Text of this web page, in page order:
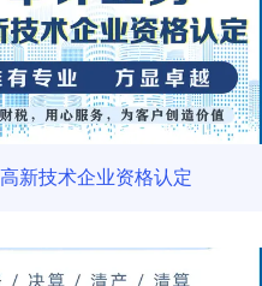
高新技术企业资格认定